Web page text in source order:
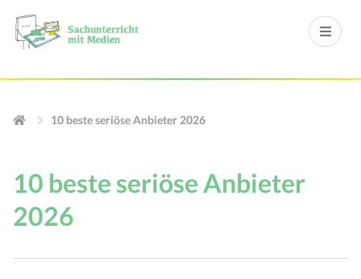
10 beste seriöse Anbieter 2026
10 beste seriöse Anbieter
2026